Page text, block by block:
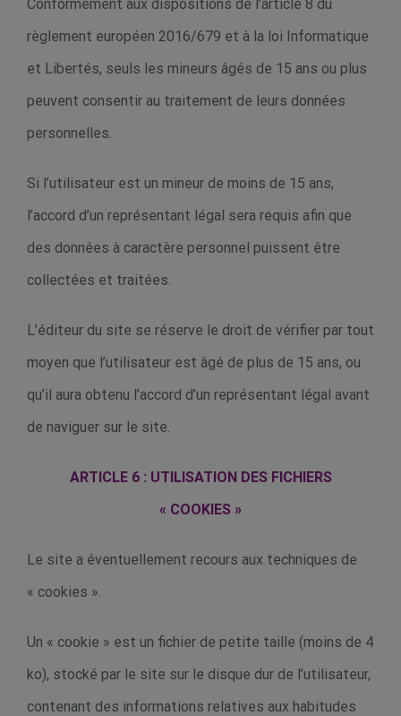
Conformément aux dispositions de l’article 8 du
règlement européen 2016/679 et à la loi Informatique
et Libertés, seuls les mineurs âgés de 15 ans ou plus
peuvent consentir au traitement de leurs données
personnelles.
Si l’utilisateur est un mineur de moins de 15 ans,
l’accord d’un représentant légal sera requis afin que
des données à caractère personnel puissent être
collectées et traitées.
L’éditeur du site se réserve le droit de vérifier par tout
moyen que l’utilisateur est âgé de plus de 15 ans, ou
qu’il aura obtenu l’accord d’un représentant légal avant
de naviguer sur le site.
ARTICLE 6 : UTILISATION DES FICHIERS
« COOKIES »
Le site a éventuellement recours aux techniques de
« cookies ».
Un « cookie » est un fichier de petite taille (moins de 4
ko), stocké par le site sur le disque dur de l’utilisateur,
contenant des informations relatives aux habitudes